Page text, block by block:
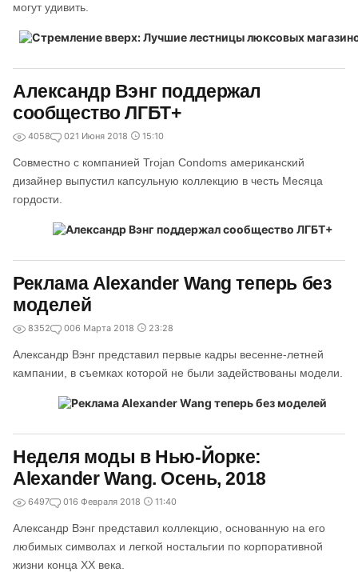
могут удивить.
Александр Вэнг поддержал
сообщество ЛГБТ+
4058 021 Июня 2018 15:10
Совместно с компанией Trojan Condoms американский
дизайнер выпустил капсульную коллекцию в честь Месяца
гордости.
Реклама Alexander Wang теперь без
моделей
8352 006 Марта 2018 23:28
Александр Вэнг представил первые кадры весенне-летней
кампании, в съемках которой не были задействованы модели.
Неделя моды в Нью-Йорке:
Alexander Wang. Осень, 2018
6497 016 Февраля 2018 11:40
Александр Вэнг представил коллекцию, основанную на его
любимых символах и легкой ностальгии по корпоративной
жизни конца XX века.